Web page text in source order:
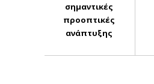
σημαντικές
προοπτικές
ανάπτυξης